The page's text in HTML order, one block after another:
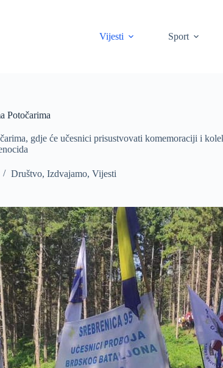
Vijesti
Sport
Potočarima
gdje će učesnici prisustvovati komemoraciji i
Društvo, Izdvajamo, Vijesti